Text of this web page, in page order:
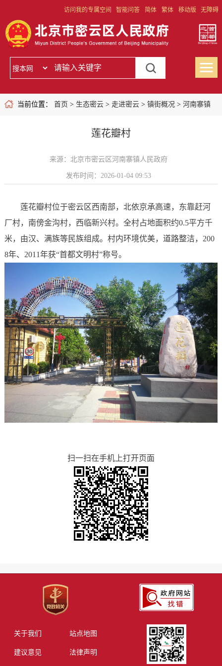
访问我的专属空间 智能问答 简体 繁体 移动版 无障碍
当前位置： 首页 > 生态密云> 走进密云> 镇街概况 > 河南寨镇
莲花瓣村
来源：北京市密云区河南寨镇人民政府
发布时间：2026-01-04 09:53
莲花瓣村位于密云区西南部，北依京承高速，东靠赶河
厂村，南傍金沟村，西临新兴村。全村占地面积约0.5平方千
米，由汉、满族等民族组成。村内环境优美，道路整洁，200
8年、2011年获“首都文明村”称号。
扫一扫在手机上打开页面
关于我们 站点地图
建议意见 法律声明